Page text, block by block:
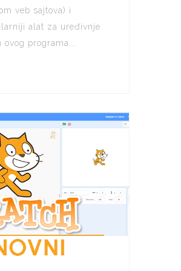
veb sajtova) i
alat za uređivnje
ovog programa...